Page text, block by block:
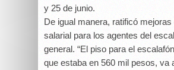
y 25 de junio.
De igual manera, ratificó mejoras
salarial para los agentes del
general. “El piso para el
que estaba en 560 mil pesos, va